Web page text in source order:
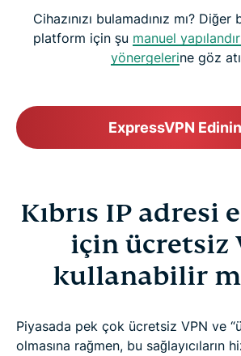
Cihazınızı bulamadınız mı?
platform için şu manuel
yönergelerine göz
ExpressVPN Edinin
Kıbrıs IP adresi
için ücretsiz
kullanabilir
Piyasada pek çok ücretsiz VPN ve
olmasına rağmen, bu sağlayıcıların